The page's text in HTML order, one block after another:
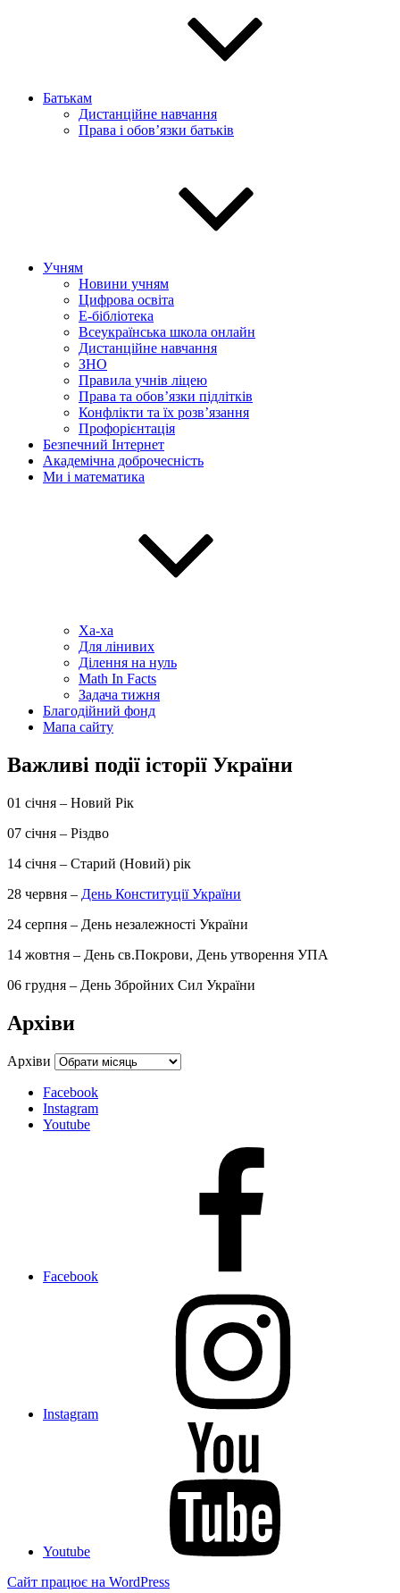
Батькам
Дистанційне навчання
Права і обов’язки батьків
Учням
Новини учням
Цифрова освіта
E-бібліотека
Всеукраїнська школа онлайн
Дистанційне навчання
ЗНО
Правила учнів ліцею
Права та обов’язки підлітків
Конфлікти та їх розв’язання
Профорієнтація
Безпечний Інтернет
Академічна доброчесність
Ми і математика
Ха-ха
Для лінивих
Ділення на нуль
Math In Facts
Задача тижня
Благодійний фонд
Мапа сайту
Важливі події історії України
01 січня – Новий Рік
07 січня – Різдво
14 січня – Старий (Новий) рік
28 червня – День Конституції України
24 серпня – День незалежності України
14 жовтня – День св.Покрови, День утворення УПА
06 грудня – День Збройних Сил України
Архіви
Архіви
Facebook
Instagram
Youtube
Facebook
Instagram
Youtube
Сайт працює на WordPress